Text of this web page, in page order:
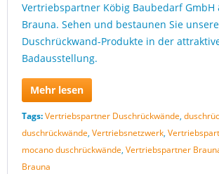
Vertriebspartner Köbig Baubedarf GmbH
Brauna. Sehen und bestaunen Sie unsere
Duschrückwand-Produkte in der
Badausstellung.
Mehr lesen
Tags:Vertriebspartner Duschrückwände,
duschrückwände, Vertriebsnetzwerk,
mocano duschrückwände, Vertriebspartner
Brauna